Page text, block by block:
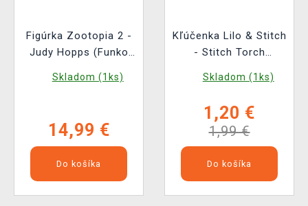
Figúrka Zootopia 2 -
Judy Hopps (Funko
Skladom (1ks)
14,99 €
Do košíka
Kľúčenka Lilo & Stitch
- Stitch Torch
Skladom (1ks)
1,20 €
1,99 €
Do košíka